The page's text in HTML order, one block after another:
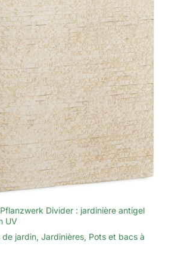
Divider : jardinière antigel
UV
de jardin, Jardinières, Pots et bacs à